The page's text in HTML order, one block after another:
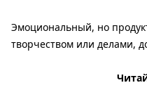
Эмоциональный, но
творчеством или делами,